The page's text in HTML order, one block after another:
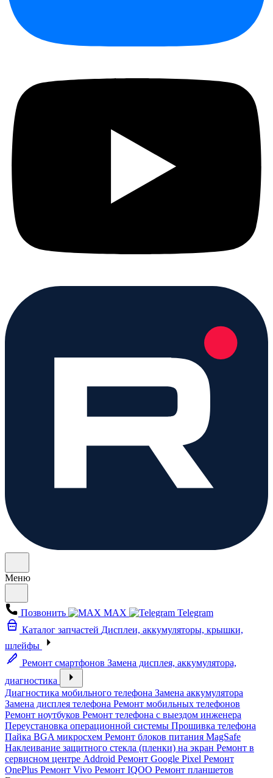
Меню
Позвонить MAX
Telegram
Каталог запчастей Дисплеи, аккумуляторы, крышки,
шлейфы
Ремонт смартфонов Замена дисплея, аккумулятора,
диагностика
Диагностика мобильного телефона Замена аккумулятора
Замена дисплея телефона Ремонт мобильных телефонов
Ремонт ноутбуков Ремонт телефона с выездом инженера
Переустановка операционной системы Прошивка телефона
Пайка BGA микросхем Ремонт блоков питания MagSafe
Наклеивание защитного стекла (пленки) на экран Ремонт в
сервисном центре Addroid Ремонт Google Pixel Ремонт
OnePlus Ремонт Vivo Ремонт IQOO Ремонт планшетов